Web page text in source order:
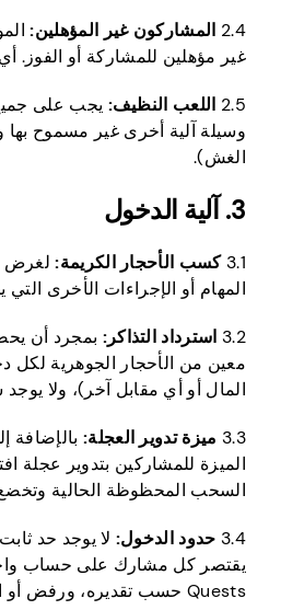
2.4 المشاركون غير المؤهلين:
غير مؤهلين للمشاركة أو الفوز.
2.5 اللعب النظيف: يجب على جميع
وسيلة آلية أخرى غير مسموح بها
الغش).
3. آلية الدخول
3.1 كسب الأحجار الكريمة:لغرض
المهام أو الإجراءات الأخرى
3.2 استرداد التذاكر: بمجرد أن
معين من الأحجار الجوهرية لكل
المال أو أي مقابل آخر)، ولا
3.3 ميزة تدوير العجلة:
السحب المحظوظة الحالية وتخضع
3.4 حدود الدخول: لا يوجد حد
Quests حسب تقديره، ورفض أو استبعاد الإدخالات التي يتم الحصول عليها بأي وسيلة احتيالية أو غير مصرح بها (بما في ذلك عبر عدة حسابات أو أي انتهاك لهذه الشروط).